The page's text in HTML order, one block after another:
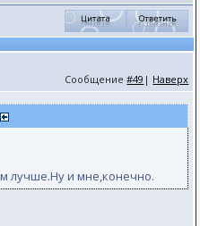
Сообщение#49 | Наверх
лучше.Ну и мне,конечно.